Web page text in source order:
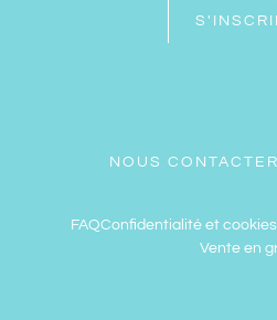
NOUS CONTACTER
FAQConfidentialité et cookies
Vente en